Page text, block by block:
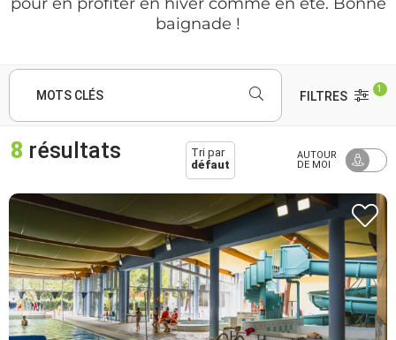
baignade !
MOTS CLÉS FILTRES
1
8 résultats
Tri par
défaut
AUTOUR
DE MOI